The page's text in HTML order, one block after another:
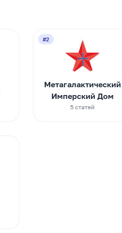
#2
Метагалактический
Имперский Дом
5 cтатей